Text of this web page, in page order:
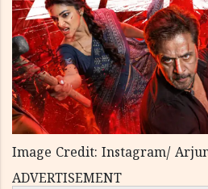
Image Credit: Instagram/
ADVERTISEMENT